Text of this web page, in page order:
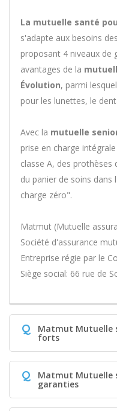
La mutuelle santé
s'adapte aux besoins
proposant 4 niveaux de
avantages de la
Évolution, parmi
pour les lunettes, le
Avec la mutuelle
prise en charge
classe A, des prothèses
du panier de soins
charge zéro".
Matmut (Mutuelle
Société d'assurance
Entreprise régie par le
Siège social: 66 rue de
Q Matmut Mutuelle
forts
Q Matmut Mutuelle
garanties